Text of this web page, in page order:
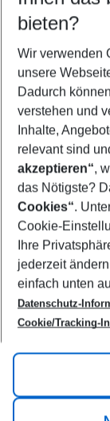
Your
Any airport
Select your
10/08/26–
Who will
2 adults
Footer
Footer
Title A
Link A
bieten?
Wir verwenden
unsere
Dadurch
verstehen und
Inhalte,
relevant sind
akzeptieren“,
das Nötigste?
Cookies“.
Cookie-
Ihre
jederzeit
einfach unten
Datenschutz-
Cookie/Tracking-